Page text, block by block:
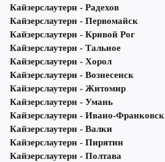
Кайзерслаутерн - Радехов
Кайзерслаутерн - Первомайск
Кайзерслаутерн - Кривой Рог
Кайзерслаутерн - Тальное
Кайзерслаутерн - Хорол
Кайзерслаутерн - Вознесенск
Кайзерслаутерн - Житомир
Кайзерслаутерн - Умань
Кайзерслаутерн - Ивано-Франковск
Кайзерслаутерн - Валки
Кайзерслаутерн - Пирятин
Кайзерслаутерн - Полтава